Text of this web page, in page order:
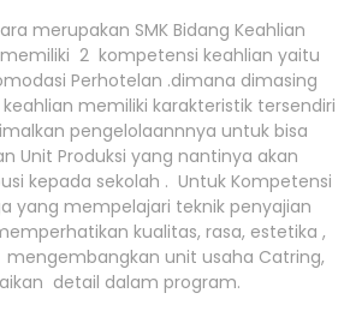
merupakan SMK Bidang Keahlian
2 kompetensi keahlian yaitu
Perhotelan .dimana dimasing
memiliki karakteristik tersendiri
pengelolaannnya untuk bisa
Unit Produksi yang nantinya akan
kepada sekolah . Untuk Kompetensi
yang mempelajari teknik penyajian
kualitas, rasa, estetika ,
unit usaha Catring,
detail dalam program.